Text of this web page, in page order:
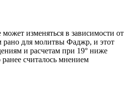
изменяться в зависимости от
рано для молитвы Фаджр, и этот
и расчетам при 19° ниже
считалось мнением